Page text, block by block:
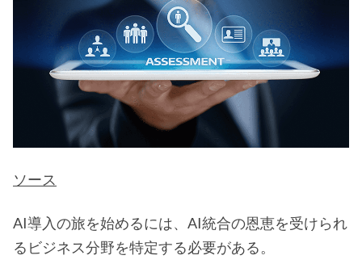
ソース
AI導入の旅を始めるには、AI統合の恩恵を受けられ
るビジネス分野を特定する必要がある。